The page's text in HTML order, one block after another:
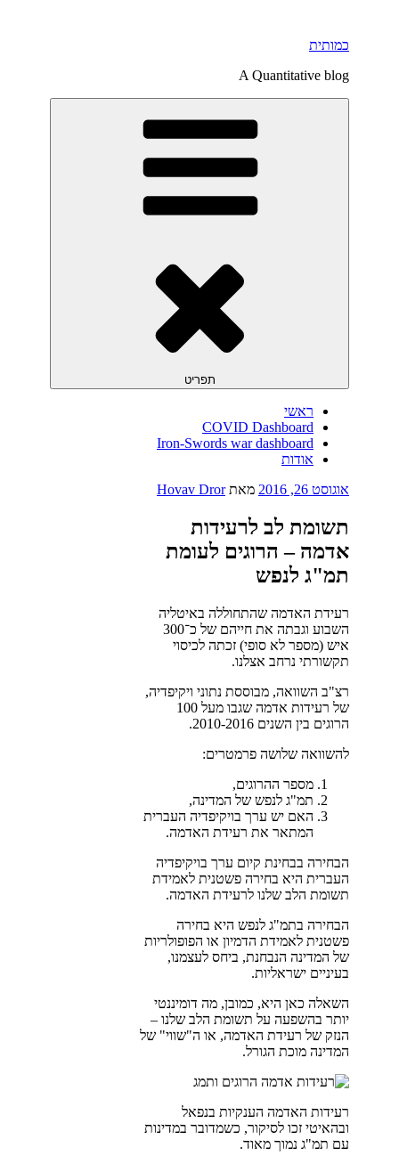
כמותית
A Quantitative blog
ראשי
COVID Dashboard
Iron-Swords war dashboard
אודות
אוגוסט 26, 2016 מאת Hovav Dror
תשומת לב לרעידות
אדמה – הרוגים לעומת
תמ"ג לנפש
רעידת האדמה שהתחוללה באיטליה
השבוע וגבתה את חייהם של כ־300
איש (מספר לא סופי) זכתה לכיסוי
תקשורתי נרחב אצלנו.
רצ"ב השוואה, מבוססת נתוני ויקיפדיה,
של רעידות אדמה שגבו מעל 100
הרוגים בין השנים 2010-2016.
להשוואה שלושה פרמטרים:
מספר ההרוגים,
תמ"ג לנפש של המדינה,
האם יש ערך בויקיפדיה העברית
המתאר את רעידת האדמה.
הבחירה בבחינת קיום ערך בויקיפדיה
העברית היא בחירה פשטנית לאמידת
תשומת הלב שלנו לרעידת האדמה.
הבחירה בתמ"ג לנפש היא בחירה
פשטנית לאמידת הדמיון או הפופולריות
של המדינה הנבחנת, ביחס לעצמנו,
בעיניים ישראליות.
השאלה כאן היא, כמובן, מה דומיננטי
יותר בהשפעה על תשומת הלב שלנו –
הנזק של רעידת האדמה, או ה"שווי" של
המדינה מוכת הגורל.
רעידות האדמה הענקיות בנפאל
ובהאיטי זכו לסיקור, כשמדובר במדינות
עם תמ"ג נמוך מאוד.